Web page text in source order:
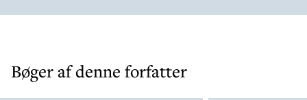
Bøger af denne forfatter